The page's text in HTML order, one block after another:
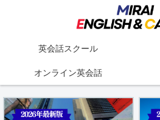
英会話スクール
オンライン英会話